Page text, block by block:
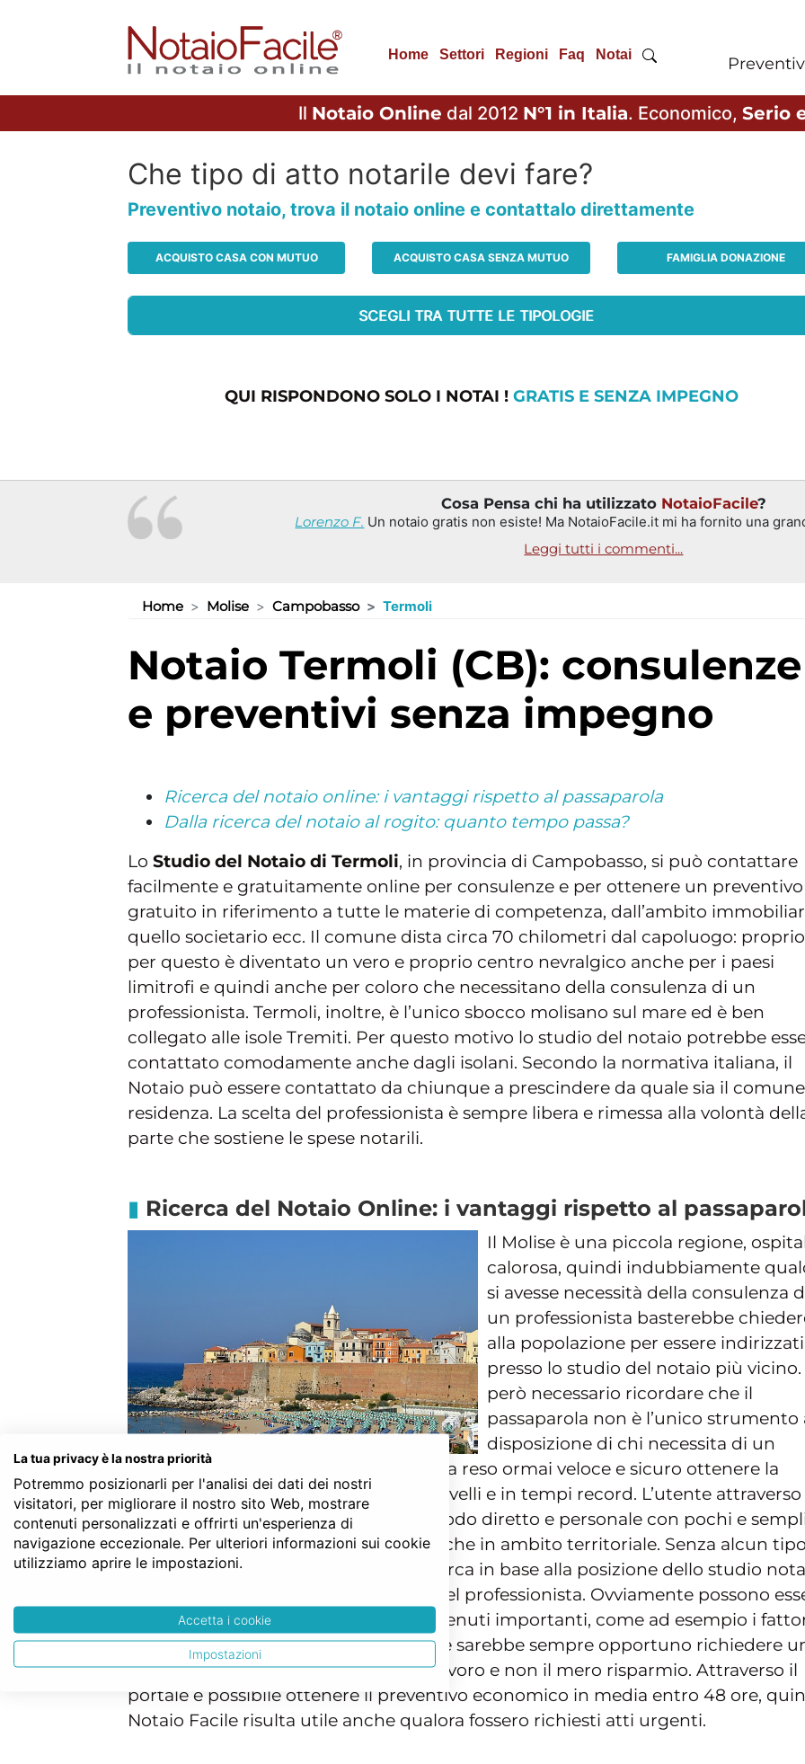
Home Settori Regioni Faq Notai
Il Notaio Online dal 2012 N°1 in Italia. Economico, Serio
Che tipo di atto notarile devi fare?
Preventivo notaio, trova il notaio online e contattalo direttamente
ACQUISTO CASA CON MUTUO ACQUISTO CASA SENZA MUTUO FAMIGLIA DONAZIONE
QUI RISPONDONO SOLO I NOTAI ! GRATIS E SENZA IMPEGNO
Cosa Pensa chi ha utilizzato NotaioFacile?
Lorenzo F. Un notaio gratis non esiste! Ma NotaioFacile.it mi ha fornito una
Leggi tutti i commenti...
Home Molise Campobasso Termoli
Notaio Termoli (CB): consulenze
e preventivi senza impegno
Ricerca del notaio online: i vantaggi rispetto al passaparola
Dalla ricerca del notaio al rogito: quanto tempo passa?
Lo Studio del Notaio di Termoli, in provincia di Campobasso, si può contattare
facilmente e gratuitamente online per consulenze e per ottenere un preventivo
gratuito in riferimento a tutte le materie di competenza, dall’ambito
quello societario ecc. Il comune dista circa 70 chilometri dal capoluogo: proprio
per questo è diventato un vero e proprio centro nevralgico anche per i paesi
limitrofi e quindi anche per coloro che necessitano della consulenza di un
professionista. Termoli, inoltre, è l’unico sbocco molisano sul mare ed è ben
collegato alle isole Tremiti. Per questo motivo lo studio del notaio potrebbe
contattato comodamente anche dagli isolani. Secondo la normativa italiana, il
Notaio può essere contattato da chiunque a prescindere da quale sia il
residenza. La scelta del professionista è sempre libera e rimessa alla volontà
parte che sostiene le spese notarili.
Ricerca del Notaio Online: i vantaggi rispetto al
Il Molise è una piccola regione,
calorosa, quindi indubbiamente
si avesse necessità della consulenza
un professionista basterebbe
alla popolazione per essere indirizzati
presso lo studio del notaio più vicino.
però necessario ricordare che il
passaparola non è l’unico strumento
disposizione di chi necessita di un
notaio, infatti lo sviluppo di internet ha reso ormai veloce e sicuro ottenere la
consulenza professionale ai massimi livelli e in tempi record. L’utente attraverso
portale può impostare la ricerca in modo diretto e personale con pochi e
passaggi, circoscrivendo la ricerca anche in ambito territoriale. Senza alcun
vincolo, l’utente può impostare la ricerca in base alla posizione dello studio
e al tipo di atto per cui è alla ricerca del professionista. Ovviamente possono
inseriti anche altri tipi di parametri ritenuti importanti, come ad esempio i
economici, fermo restando il fatto che sarebbe sempre opportuno richiedere
consulenza valutando la qualità del lavoro e non il mero risparmio. Attraverso il
portale è possibile ottenere il preventivo economico in media entro 48 ore,
Notaio Facile risulta utile anche qualora fossero richiesti atti urgenti.
La tua privacy è la nostra priorità
Potremmo posizionarli per l'analisi dei dati dei nostri
visitatori, per migliorare il nostro sito Web, mostrare
contenuti personalizzati e offrirti un'esperienza di
navigazione eccezionale. Per ulteriori informazioni sui cookie
utilizziamo aprire le impostazioni.
Accetta i cookie
Impostazioni